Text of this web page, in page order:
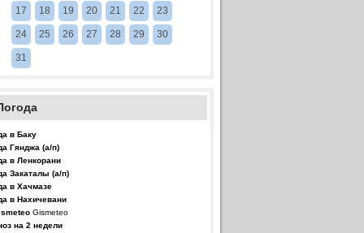
17 18 19 20 21 22 23
24 25 26 27 28 29 30
31
в Баку
Гянджа (а/п)
в Ленкорани
Закаталы (а/п)
в Хачмазе
в Нахичевани
Gismeteo
на 2 недели